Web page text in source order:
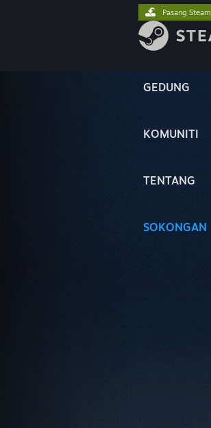
GEDUNG
KOMUNITI
TENTANG
SOKONGAN
Pasang Steam